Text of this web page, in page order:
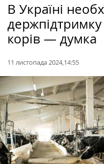
В Україні
корів — думка
11 листопада 2024,14:55